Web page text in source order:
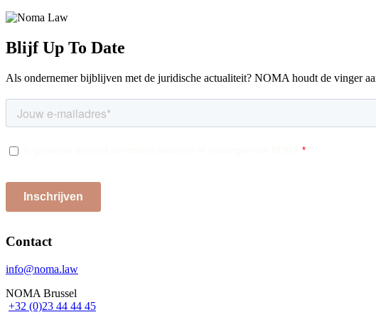
Blijf Up To Date
Als ondernemer bijblijven met de juridische actualiteit? NOMA houdt de vinger
Contact
info@noma.law
NOMA Brussel
+32 (0)23 44 44 45